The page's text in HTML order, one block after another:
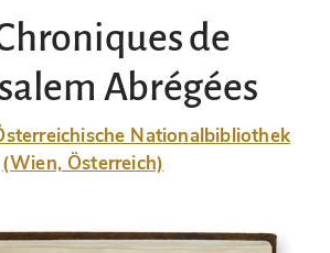
de
Abrégées
Nationalbibliothek
(Wien, Österreich)